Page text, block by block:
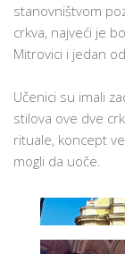
stanovništvom
crkva, najveći je
Mitrovici i jedan
Učenici su imali
stilova ove dve
rituale, koncept
mogli da uoče.